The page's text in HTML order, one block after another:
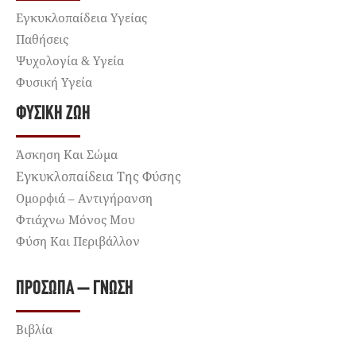
Εγκυκλοπαίδεια Υγείας
Παθήσεις
Ψυχολογία & Υγεία
Φυσική Υγεία
ΦΥΣΙΚΉ ΖΩΉ
Άσκηση Και Σώμα
Εγκυκλοπαίδεια Της Φύσης
Ομορφιά – Αντιγήρανση
Φτιάχνω Μόνος Μου
Φύση Και Περιβάλλον
ΠΡΌΣΩΠΑ – ΓΝΏΣΗ
Βιβλία